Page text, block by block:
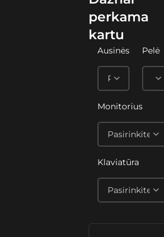
perkama
kartu
Ausinės Pelė
Monitorius
Klaviatūra